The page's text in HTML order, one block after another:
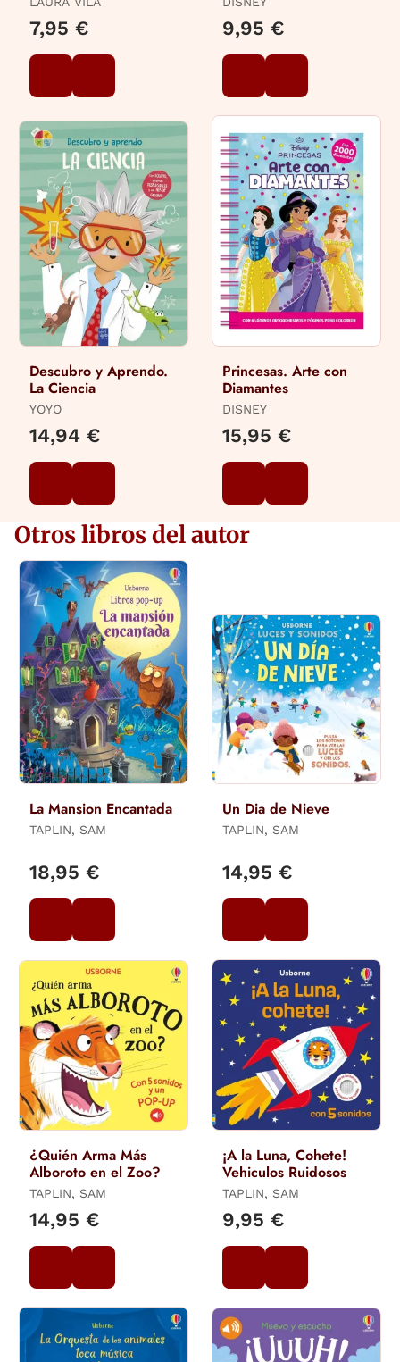
7,95 € 9,95 €
Descubro y Aprendo.
La Ciencia
YOYO
14,94 €
Princesas. Arte con
Diamantes
DISNEY
15,95 €
Otros libros del autor
La Mansion Encantada
TAPLIN, SAM
18,95 €
Un Dia de Nieve
TAPLIN, SAM
14,95 €
¿Quién Arma Más
Alboroto en el Zoo?
TAPLIN, SAM
14,95 €
¡A la Luna, Cohete!
Vehiculos Ruidosos
TAPLIN, SAM
9,95 €